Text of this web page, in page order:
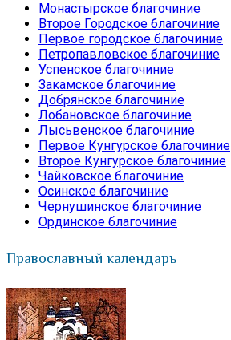
Монастырское благочиние
Второе Городское благочиние
Первое городское благочиние
Петропавловское благочиние
Успенское благочиние
Закамское благочиние
Добрянское благочиние
Лобановское благочиние
Лысьвенское благочиние
Первое Кунгурское благочиние
Второе Кунгурское благочиние
Чайковское благочиние
Осинское благочиние
Чернушинское благочиние
Ординское благочиние
Православный календарь